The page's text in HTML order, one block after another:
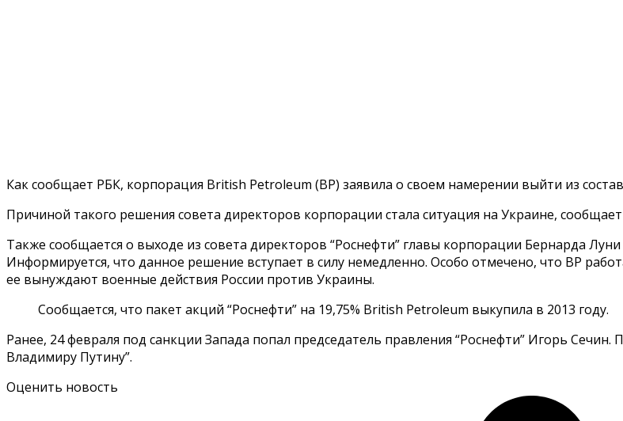
Как сообщает РБК, корпорация British Petroleum (BP) заявила о своем намерении выйти из
Причиной такого решения совета директоров корпорации стала ситуация на Украине, сообщает
Также сообщается о выходе из совета директоров “Роснефти” главы корпорации Бернарда
Информируется, что данное решение вступает в силу немедленно. Особо отмечено, что ВР
ее вынуждают военные действия России против Украины.
Сообщается, что пакет акций “Роснефти” на 19,75% British Petroleum выкупила в 2013 году.
Ранее, 24 февраля под санкции Запада попал председатель правления “Роснефти” Игорь Сечин.
Владимиру Путину”.
Оценить новость